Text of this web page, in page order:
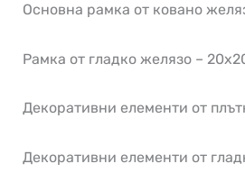
Основна рамка от ковано
Рамка от гладко желязо –
Декоративни елементи от
Декоративни елементи от